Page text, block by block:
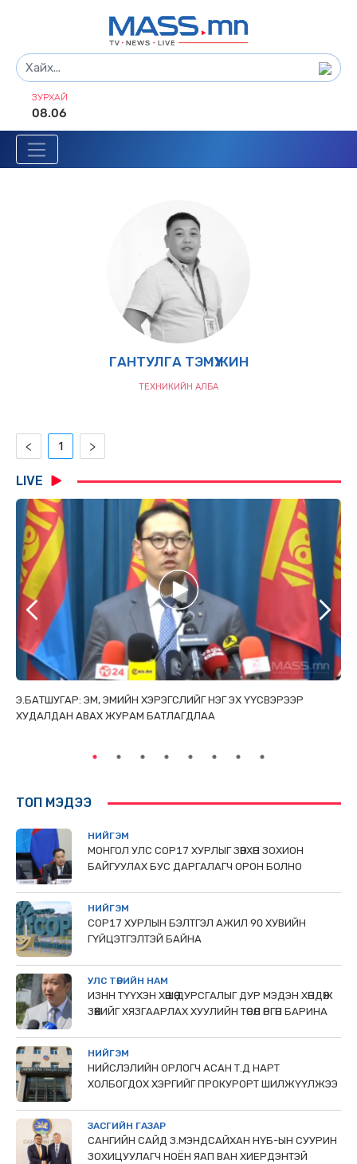
ЗУРХАЙ
08.06
ГАНТУЛГА ТЭМҮҮЖИН
ТЕХНИКИЙН АЛБА
1
LIVE
Э.БАТШУГАР: ЭМ, ЭМИЙН ХЭРЭГСЛИЙГ НЭГ ЭХ ҮҮСВЭРЭЭР
ХУДАЛДАН АВАХ ЖУРАМ БАТЛАГДЛАА
ТОП МЭДЭЭ
НИЙГЭМ
МОНГОЛ УЛС СОР17 ХУРЛЫГ ЗӨВХӨН ЗОХИОН
БАЙГУУЛАХ БУС ДАРГАЛАГЧ ОРОН БОЛНО
НИЙГЭМ
COP17 ХУРЛЫН БЭЛТГЭЛ АЖИЛ 90 ХУВИЙН
ГҮЙЦЭТГЭЛТЭЙ БАЙНА
УЛС ТӨРИЙН НАМ
ИЗНН ТҮҮХЭН ХӨШӨӨ ДУРСГАЛЫГ ДУР МЭДЭН ХӨНДӨЖ
ЗӨӨХИЙГ ХЯЗГААРЛАХ ХУУЛИЙН ТӨСӨЛ ӨРГӨН БАРИНА
НИЙГЭМ
НИЙСЛЭЛИЙН ОРЛОГЧ АСАН Т.Д НАРТ
ХОЛБОГДОХ ХЭРГИЙГ ПРОКУРОРТ ШИЛЖҮҮЛЖЭЭ
ЗАСГИЙН ГАЗАР
САНГИЙН САЙД З.МЭНДСАЙХАН НҮБ-ЫН СУУРИН
ЗОХИЦУУЛАГЧ НОЁН ЯАП ВАН ХИЕРДЭНТЭЙ